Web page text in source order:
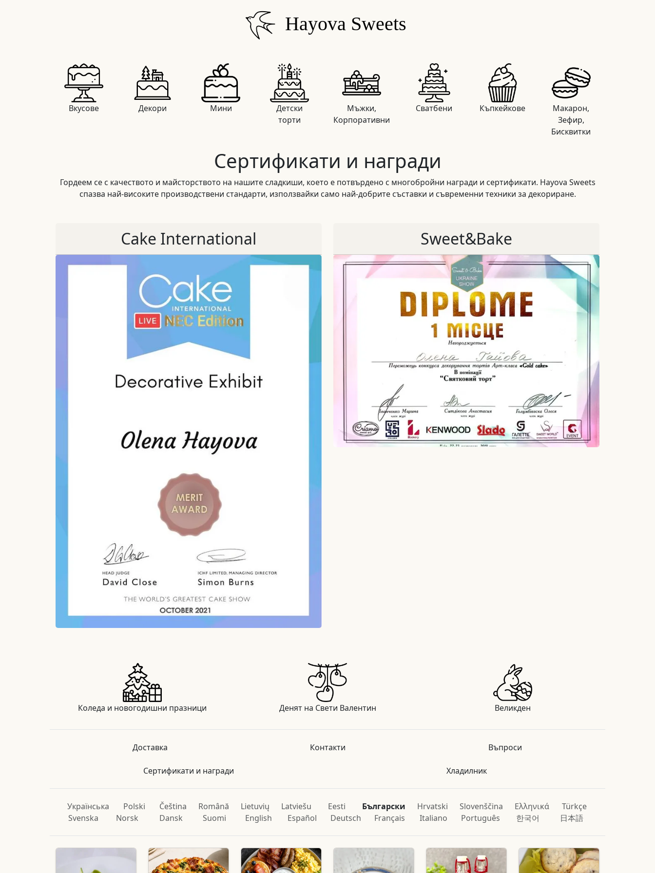
Hayova Sweets
Вкусове Декори Мини
Детски
торти
Мъжки,
Корпоративни
Сватбени Къпкейкове
Макарон,
Зефир,
Бисквитки
Сертификати и награди
Гордеем се с качеството и майсторството на нашите сладкиши, което е потвърдено с многобройни награди и сертификати. Hayova Sweets
спазва най-високите производствени стандарти, използвайки само най-добрите съставки и съвременни техники за декориране.
Cake International Sweet&Bake
Коледа и новогодишни празници Денят на Свети Валентин Великден
Доставка Контакти Въпроси
Сертификати и награди Хладилник
Українська Polski Čeština Română Lietuvių Latviešu Eesti Български Hrvatski Slovenščina Ελληνικά
Türkçe
Svenska
Norsk Dansk Suomi English Español Deutsch Français Italiano Português 한국어 日本語